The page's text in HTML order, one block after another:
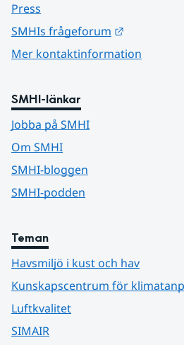
Press
SMHIs frågeforum
Mer kontaktinformation
SMHI-länkar
Jobba på SMHI
Om SMHI
SMHI-bloggen
SMHI-podden
Teman
Havsmiljö i kust och hav
Kunskapscentrum för
Luftkvalitet
SIMAIR